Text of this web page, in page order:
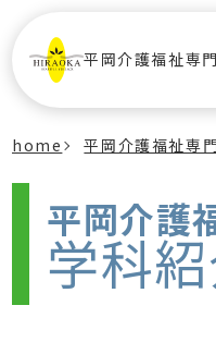
平岡介護福祉専
home 平岡介護福祉専
平岡介護
学科